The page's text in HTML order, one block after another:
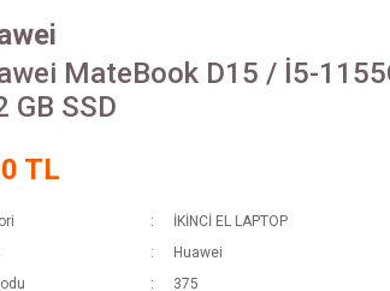
MateBook D15 / İ5-
GB SSD
TL
İKİNCİ EL LAPTOP
Huawei
375